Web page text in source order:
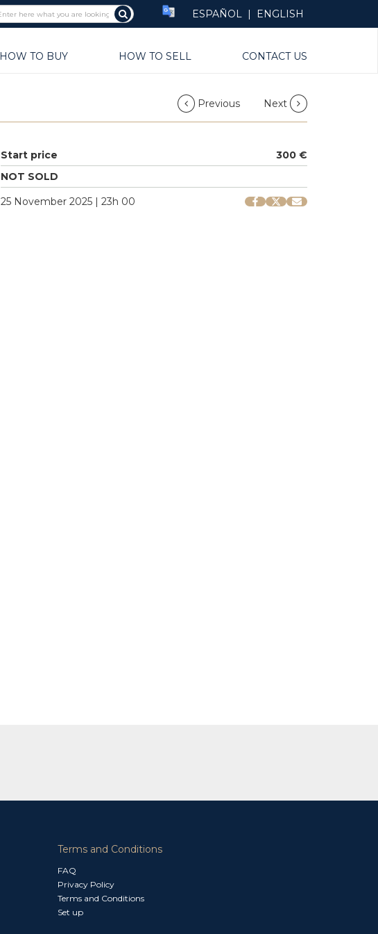
ESPAÑOL | ENGLISH
HOW TO BUY HOW TO SELL CONTACT US
Previous Next
Start price
300 €
NOT SOLD
25 November 2025 | 23h 00
Terms and Conditions
FAQ
Privacy Policy
Terms and Conditions
Set up